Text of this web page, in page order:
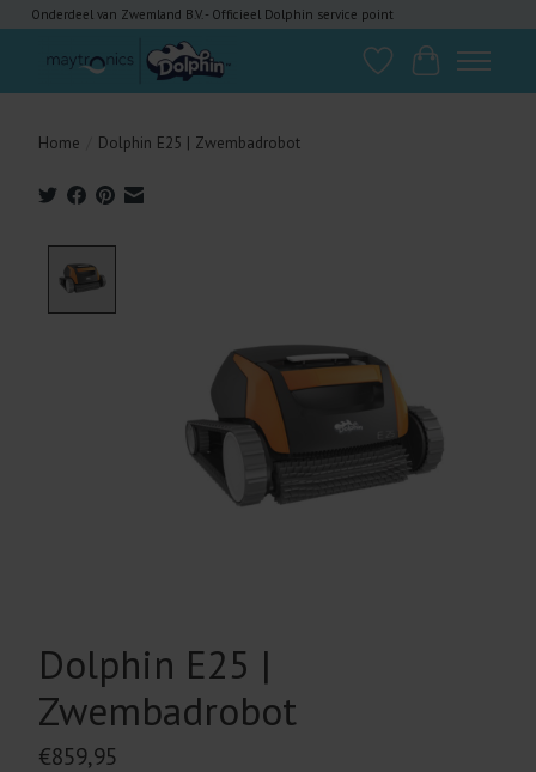
Onderdeel van Zwemland B.V. - Officieel Dolphin service point
VerlanglijstWinkelwagen
Home Dolphin E25 | Zwembadrobot
Dolphin E25 |
Zwembadrobot
€859,95